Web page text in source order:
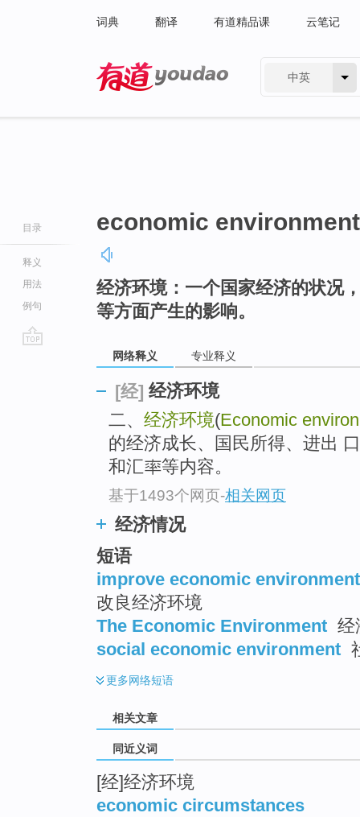
词典 翻译 有道精品课 云笔记
中英
目录
释义
用法
例句
economic environment
经济环境：一个国家经济的状况
等方面产生的影响。
网络释义 专业释义
[经] 经济环境
二、 经济环境(Economic
的经济成长、国民所得、进出
和汇率等内容。
基于1493个网页-相关网页
经济情况
短语
improve economic environment
改良经济环境
The Economic Environment 经
social economic environment
更多网络短语
相关文章
同近义词
[经]经济环境
economic circumstances